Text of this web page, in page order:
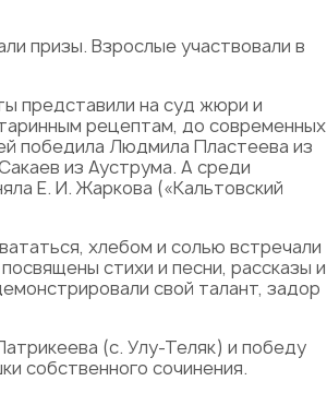
призы. Взрослые участвовали в
представили на суд жюри и
рецептам, до современных
победила Людмила Пластеева из
из Ауструма. А среди
Е. И. Жаркова («Кальтовский
хлебом и солью встречали
стихи и песни, рассказы и
свой талант, задор
(с. Улу-Теляк) и победу
собственного сочинения.